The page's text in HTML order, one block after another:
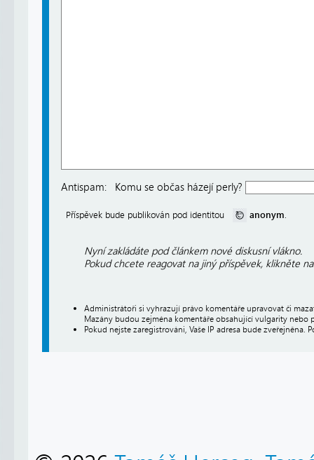
Antispam: Komu se občas házejí perly?
Příspěvek bude publikován pod identitou anonym.
Nyní zakládáte pod článkem nové diskusní vlákno.
Pokud chcete reagovat na jiný příspěvek, klikněte
Administrátoři si vyhrazují právo komentáře upravovat či
Mazány budou zejména komentáře obsahující vulgarity nebo
Pokud nejste zaregistrováni, Vaše IP adresa bude